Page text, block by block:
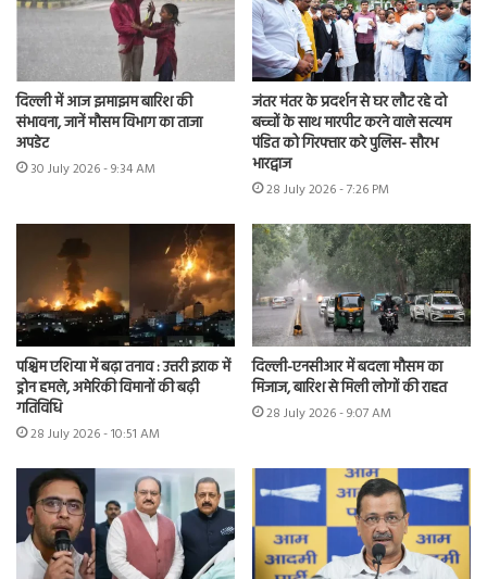
दिल्ली में आज झमाझम बारिश की
संभावना, जानें मौसम विभाग का ताजा
अपडेट
30 July 2026 - 9:34 AM
जंतर मंतर के प्रदर्शन से घर लौट रहे दो
बच्चों के साथ मारपीट करने वाले सत्यम
पंडित को गिरफ्तार करे पुलिस- सौरभ
भारद्वाज
28 July 2026 - 7:26 PM
पश्चिम एशिया में बढ़ा तनाव : उत्तरी इराक में
ड्रोन हमले, अमेरिकी विमानों की बढ़ी
गतिविधि
28 July 2026 - 10:51 AM
दिल्ली-एनसीआर में बदला मौसम का
मिजाज, बारिश से मिली लोगों की राहत
28 July 2026 - 9:07 AM